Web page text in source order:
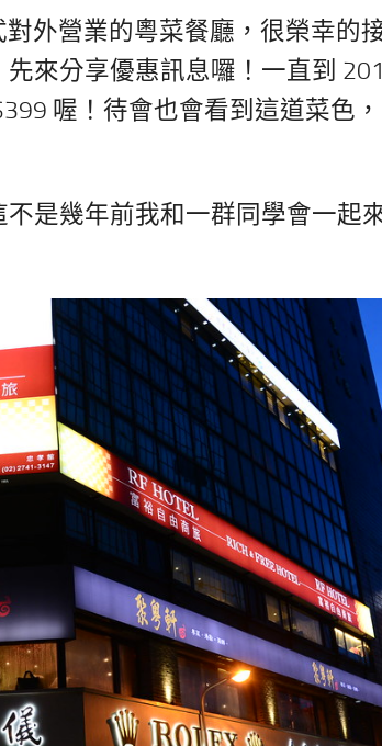
外營業的粵菜餐廳，很榮幸的
來分享優惠訊息囉！一直到
喔！待會也會看到這道菜色
是幾年前我和一群同學會一起